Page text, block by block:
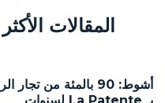
المقالات
أشوط: 90 بالمئة من